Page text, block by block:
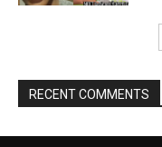
RECENT COMMENTS